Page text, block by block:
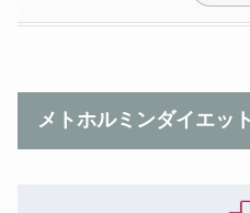
メトホルミンダイエッ